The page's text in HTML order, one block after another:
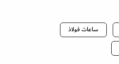
ساعات فولاذ